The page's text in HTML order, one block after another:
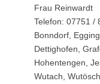
Frau Reinwardt
Telefon: 07751 /
Bonndorf,
Dettighofen,
Hohentengen,
Wutach,